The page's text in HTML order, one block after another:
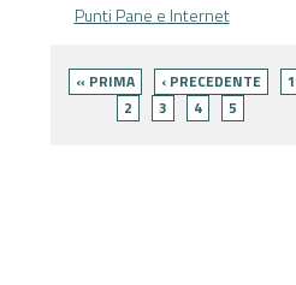
Punti Pane e Internet
« PRIMA ‹ PRECEDENTE
1
2
3 4 5